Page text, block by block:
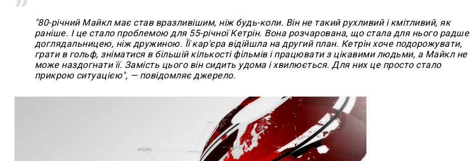
"80-річний Майкл має став вразливішим, ніж будь-коли. Він не такий рухливий і кмітливий, як
раніше. І це стало проблемою для 55-річної Кетрін. Вона розчарована, що стала для нього радше
доглядальницею, ніж дружиною. Її кар'єра відійшла на другий план. Кетрін хоче подорожувати,
грати в гольф, зніматися в більшій кількості фільмів і працювати з цікавими людьми, а Майкл не
може наздогнати її. Замість цього він сидить удома і хвилюється. Для них це просто стало
прикрою ситуацією", — повідомляє джерело.